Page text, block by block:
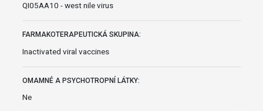
QI05AA10 - west nile virus
FARMAKOTERAPEUTICKÁ SKUPINA:
Inactivated viral vaccines
OMAMNÉ A PSYCHOTROPNÍ LÁTKY:
Ne